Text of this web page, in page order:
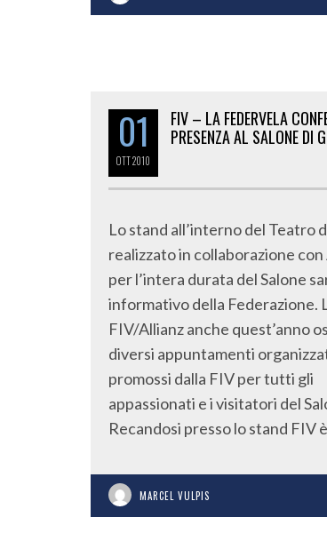
01
OTT2010
FIV – LA FEDERVELA
PRESENZA AL SALONE DI
Lo stand all’interno del Teatro
realizzato in collaborazione con
per l’intera durata del Salone
informativo della Federazione.
FIV/Allianz anche quest’anno
diversi appuntamenti
promossi dalla FIV per tutti gli
appassionati e i visitatori del
Recandosi presso lo stand FIV è
MARCEL VULPIS